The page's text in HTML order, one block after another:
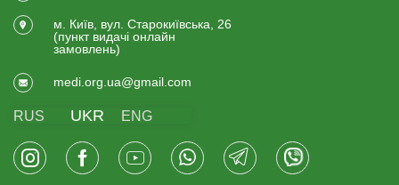
м. Київ, вул. Старокиївська, 26
(пункт видачi онлайн
замовлень)
medi.org.ua@gmail.com
RUS UKR ENG